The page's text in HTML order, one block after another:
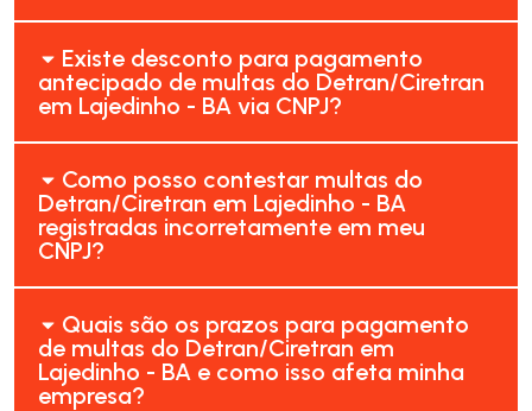
Existe desconto para pagamento
antecipado de multas do Detran/Ciretran
em Lajedinho - BA via CNPJ?
Como posso contestar multas do
Detran/Ciretran em Lajedinho - BA
registradas incorretamente em meu
CNPJ?
Quais são os prazos para pagamento
de multas do Detran/Ciretran em
Lajedinho - BA e como isso afeta minha
empresa?